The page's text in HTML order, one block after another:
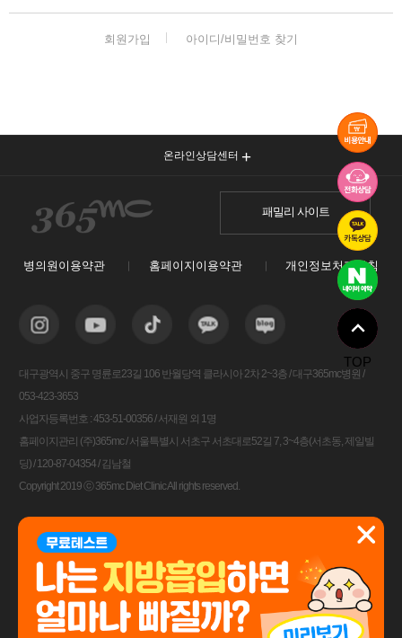
회원가입 아이디/비밀번호 찾기
TOP
온라인상담센터
패밀리 사이트
병의원이용약관 홈페이지이용약관 개인정보처리방침
대구광역시 중구 명륜로23길 106 반월당역 클라시아 2차 2~3층 / 대구365mc병원 /
053-423-3653
사업자등록번호 : 453-51-00356 / 서재원 외 1명
홈페이지관리 (주)365mc / 서울특별시 서초구 서초대로52길 7, 3~4층(서초동, 제일빌
딩) / 120-87-04354 / 김남철
Copyright 2019 ⓒ 365mc Diet Clinic All rights reserved.